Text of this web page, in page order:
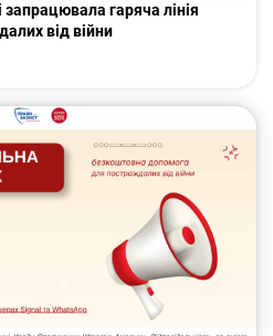
запрацювала гаряча лінія
від війни